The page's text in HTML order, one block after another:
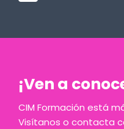
¡Ven a
CIM Formación está
Visítanos o contacta